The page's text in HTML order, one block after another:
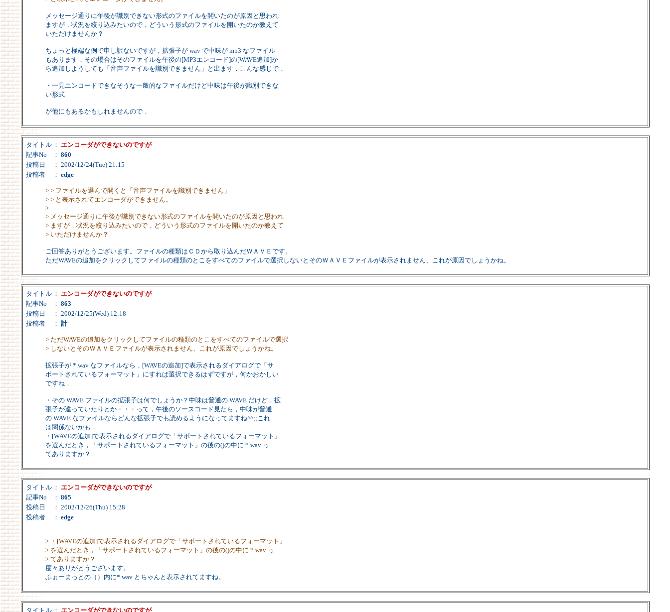
メッセージ通りに午後が識別できない形式のファイルを開いたのが原因と思われ
ますが，状況を絞り込みたいので，どういう形式のファイルを開いたのか教えて
いただけませんか？
ちょっと極端な例で申し訳ないですが，拡張子が wav で中味が mp3 なファイル
もあります．その場合はそのファイルを午後の[MP3エンコード]の[WAVE追加]か
ら追加しようしても「音声ファイルを識別できません」と出ます．こんな感じで，
・一見エンコードできなそうな一般的なファイルだけど中味は午後が識別できな
い形式
が他にもあるかもしれませんので．
タイトル ： エンコーダができないのですが
記事No
： 860
投稿日
： 2002/12/24(Tue) 21:15
投稿者
： edge
> > ファイルを選んで開くと「音声ファイルを識別できません」
> > と表示されてエンコーダができません。
>
> メッセージ通りに午後が識別できない形式のファイルを開いたのが原因と思われ
> ますが，状況を絞り込みたいので，どういう形式のファイルを開いたのか教えて
> いただけませんか？
ご回答ありがとうございます。ファイルの種類はＣＤから取り込んだＷＡＶＥです。
ただWAVEの追加をクリックしてファイルの種類のとこをすべてのファイルで選択しないとそのＷＡＶＥファイルが表示されません、これが原因でしょうかね。
タイトル ： エンコーダができないのですが
記事No
： 863
投稿日
： 2002/12/25(Wed) 12:18
投稿者
： 計
> ただWAVEの追加をクリックしてファイルの種類のとこをすべてのファイルで選択
> しないとそのＷＡＶＥファイルが表示されません、これが原因でしょうかね。
拡張子が *.wav なファイルなら，[WAVEの追加]で表示されるダイアログで「サ
ポートされているフォーマット」にすれば選択できるはずですが，何かおかしい
ですね．
・その WAVE ファイルの拡張子は何でしょうか？中味は普通の WAVE だけど，拡
張子が違っていたりとか・・・って，午後のソースコード見たら，中味が普通
の WAVE なファイルならどんな拡張子でも読めるようになってますね^^;;これ
は関係ないかも．
・[WAVEの追加]で表示されるダイアログで「サポートされているフォーマット」
を選んだとき，「サポートされているフォーマット」の後の()の中に *.wav っ
てありますか？
タイトル ： エンコーダができないのですが
記事No
： 865
投稿日
： 2002/12/26(Thu) 15:28
投稿者
： edge
> ・[WAVEの追加]で表示されるダイアログで「サポートされているフォーマット」
> を選んだとき，「サポートされているフォーマット」の後の()の中に *.wav っ
> てありますか？
度々ありがとうございます。
ふぉーまっとの（）内に*.wav とちゃんと表示されてますね。
タイトル ： エンコーダができないのですが